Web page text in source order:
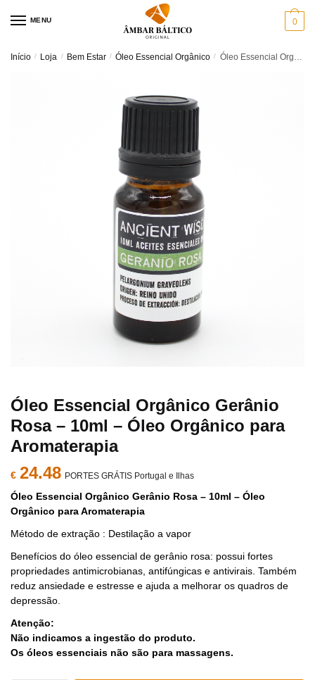
MENU 0
Início / Loja / Bem Estar / Óleo Essencial Orgânico / Óleo Essencial Orgânico Gerânio Rosa – 10ml – Óleo Orgânico para Aromaterapia
Óleo Essencial Orgânico Gerânio
Rosa – 10ml – Óleo Orgânico para
Aromaterapia
€ 24.48 PORTES GRÁTIS Portugal e Ilhas
Óleo Essencial Orgânico Gerânio Rosa – 10ml – Óleo
Orgânico para Aromaterapia
Método de extração : Destilação a vapor
Benefícios do óleo essencial de gerânio rosa: possui fortes
propriedades antimicrobianas, antifúngicas e antivirais. Também
reduz ansiedade e estresse e ajuda a melhorar os quadros de
depressão.
Atenção:
Não indicamos a ingestão do produto.
Os óleos essenciais não são para massagens.